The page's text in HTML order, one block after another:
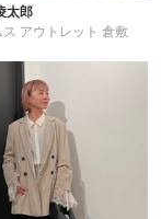
太郎
ス アウトレット 倉敷